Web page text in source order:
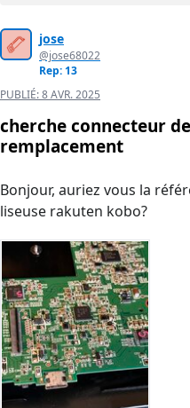
jose
@jose68022
Rep: 13
PUBLIÉ:8 AVR. 2025
cherche connecteur
remplacement
Bonjour, auriez vous la
liseuse rakuten kobo?